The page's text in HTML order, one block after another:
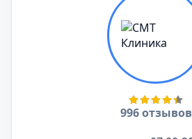
996 отзывов